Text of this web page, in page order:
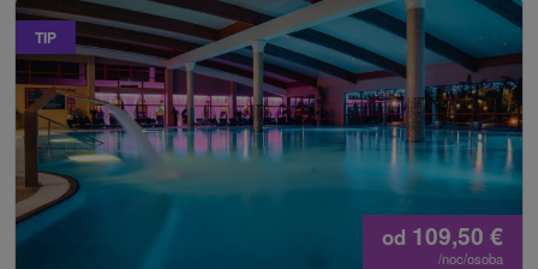
TIP
od 109,50 €
/noc/osoba